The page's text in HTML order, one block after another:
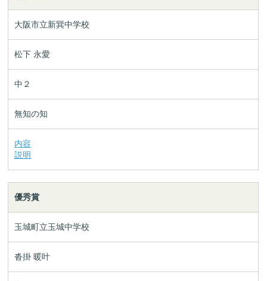
大阪市立新巽中学校
松下 永愛
中２
無知の知
内容
説明
優秀賞
玉城町立玉城中学校
沓掛 暖叶